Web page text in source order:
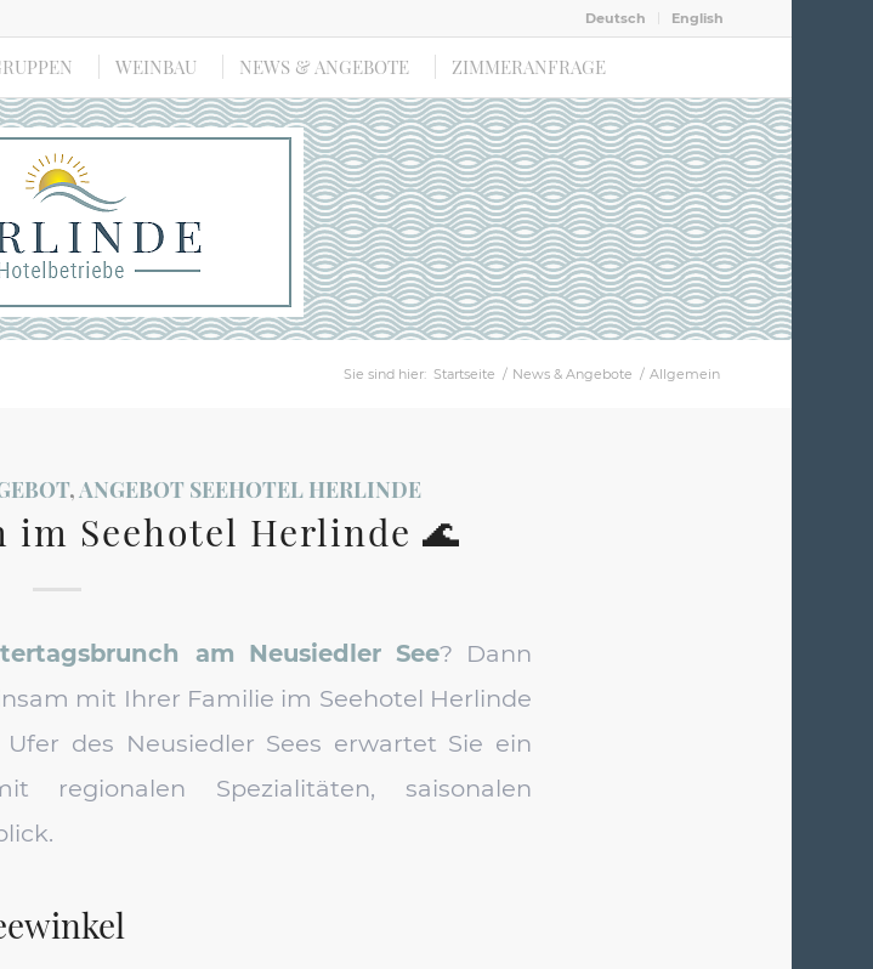
Deutsch English
WEINBAU NEWS & ANGEBOTE ZIMMERANFRAGE
Sie sind hier: Startseite / News & Angebote / Allgemein
, ANGEBOT SEEHOTEL HERLINDE
im Seehotel Herlinde 🌊
am Neusiedler See? Dann
mit Ihrer Familie im Seehotel Herlinde
des Neusiedler Sees erwartet Sie ein
regionalen Spezialitäten, saisonalen